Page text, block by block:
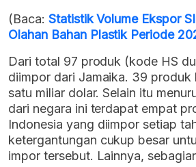
(Baca: Statistik Volume Ekspor
Olahan Bahan Plastik Periode
Dari total 97 produk (kode HS
diimpor dari Jamaika. 39 produk
satu miliar dolar. Selain itu
dari negara ini terdapat empat
Indonesia yang diimpor setiap
ketergantungan cukup besar
impor tersebut. Lainnya,